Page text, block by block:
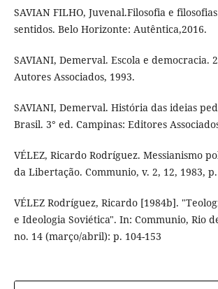
SAVIAN FILHO, Juvenal.Filosofia e
sentidos. Belo Horizonte: Autêntica,2016.
SAVIANI, Demerval. Escola e democracia.
Autores Associados, 1993.
SAVIANI, Demerval. História das ideias
Brasil. 3° ed. Campinas: Editores
VÉLEZ, Ricardo Rodríguez. Messianismo
da Libertação. Communio, v. 2, 12, 1983, p.
VÉLEZ Rodríguez, Ricardo [1984b].
e Ideologia Soviética". In: Communio, Rio
no. 14 (março/abril): p. 104-153